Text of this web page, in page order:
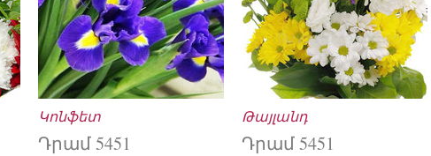
Կոնֆետ
Դրամ 5451
Թայլանդ
Դրամ 5451